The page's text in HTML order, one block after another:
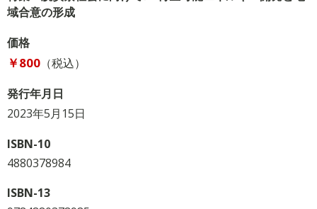
域合意の形成
価格
￥800（税込）
発行年月日
2023年5月15日
ISBN-10
4880378984
ISBN-13